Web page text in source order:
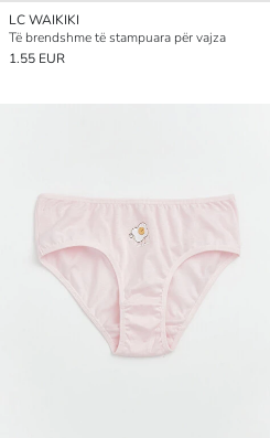
LC WAIKIKI
Të brendshme të stampuara për vajza
1.55 EUR